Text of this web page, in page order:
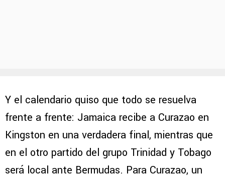
Y el calendario quiso que todo se resuelva
frente a frente: Jamaica recibe a Curazao en
Kingston en una verdadera final, mientras que
en el otro partido del grupo Trinidad y Tobago
será local ante Bermudas. Para Curazao, un